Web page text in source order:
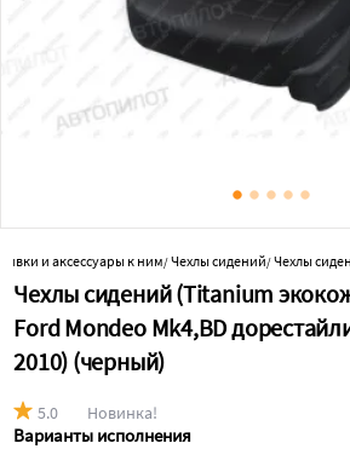
и аксессуары к ним/Чехлы сидений/Чехлы
Чехлы сидений (Titanium
Ford Mondeo Mk4,BD
2010) (черный)
5.0 Новинка!
Варианты исполнения